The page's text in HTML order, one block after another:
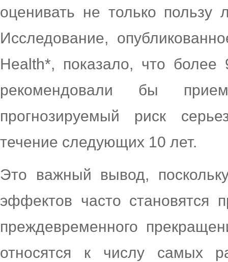
оценивать не только
Исследование,
Health*, показало, что
рекомендовали бы
прогнозируемый риск
течение следующих 10 лет.
Это важный вывод,
эффектов часто становятся
преждевременного
относятся к числу самых